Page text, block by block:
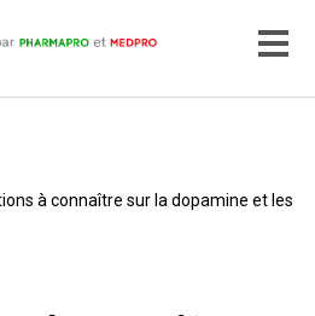
à connaître sur la dopamine et les